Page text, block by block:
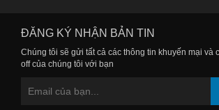
Tim
mạch
Thận,
ĐĂNG KÝ NHẬN BẢN TIN
Chúng tôi sẽ gửi tất cả các thông tin khuyến mại và
off của chúng tôi với bạn